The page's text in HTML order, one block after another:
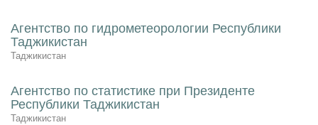
Агентство по гидрометеорологии Республики
Таджикистан
Таджикистан
Агентство по статистике при Президенте
Республики Таджикистан
Таджикистан